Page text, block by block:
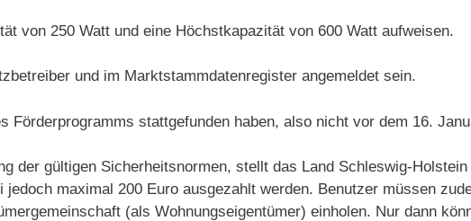
von 250 Watt und eine Höchstkapazität von 600 Watt aufweisen.
und im Marktstammdatenregister angemeldet sein.
Förderprogramms stattgefunden haben, also nicht vor dem 16.
der gültigen Sicherheitsnormen, stellt das Land Schleswig-
maximal 200 Euro ausgezahlt werden. Benutzer müssen
(als Wohnungseigentümer) einholen. Nur dann